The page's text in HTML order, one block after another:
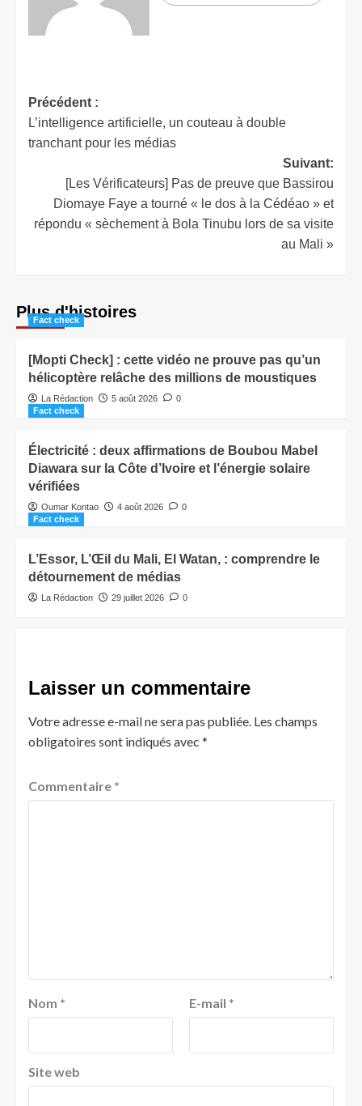
Précédent :
L’intelligence artificielle, un couteau à double
tranchant pour les médias
Suivant:
[Les Vérificateurs] Pas de preuve que Bassirou
Diomaye Faye a tourné « le dos à la Cédéao » et
répondu « sèchement à Bola Tinubu lors de sa visite
au Mali »
Plus d'histoires
Fact check
[Mopti Check] : cette vidéo ne prouve pas qu’un
hélicoptère relâche des millions de moustiques
La Rédaction 5 août 2026
0
Fact check
Électricité : deux affirmations de Boubou Mabel
Diawara sur la Côte d’Ivoire et l’énergie solaire
vérifiées
Oumar Kontao 4 août 2026
0
Fact check
L’Essor, L’Œil du Mali, El Watan, : comprendre le
détournement de médias
La Rédaction 29 juillet 2026 0
Laisser un commentaire
Votre adresse e-mail ne sera pas publiée. Les champs
obligatoires sont indiqués avec *
Commentaire *
Nom * E-mail *
Site web